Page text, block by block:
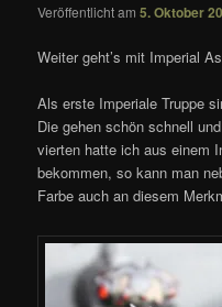
Veröffentlicht am5. Oktober
Weiter geht’s mit Imperial
Als erste Imperiale Truppe
Die gehen schön schnell
vierten hatte ich aus einem
bekommen, so kann man
Farbe auch an diesem